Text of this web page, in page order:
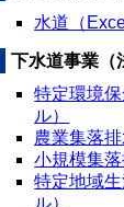
水道（
下水道事業（
特定環境
ル）
農業集落
小規模集
特定地域